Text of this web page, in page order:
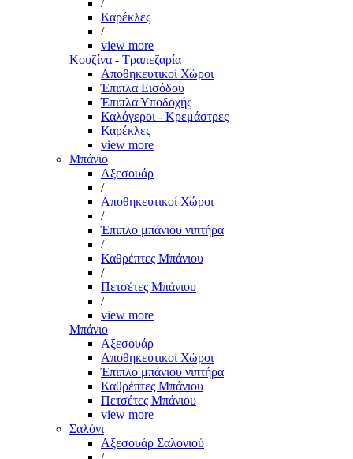
/
Καρέκλες
/
view more
Κουζίνα - Τραπεζαρία
Αποθηκευτικοί Χώροι
Έπιπλα Εισόδου
Έπιπλα Υποδοχής
Καλόγεροι - Κρεμάστρες
Καρέκλες
view more
Μπάνιο
Αξεσουάρ
/
Αποθηκευτικοί Χώροι
/
Έπιπλο μπάνιου νιπτήρα
/
Καθρέπτες Μπάνιου
/
Πετσέτες Μπάνιου
/
view more
Μπάνιο
Αξεσουάρ
Αποθηκευτικοί Χώροι
Έπιπλο μπάνιου νιπτήρα
Καθρέπτες Μπάνιου
Πετσέτες Μπάνιου
view more
Σαλόνι
Αξεσουάρ Σαλονιού